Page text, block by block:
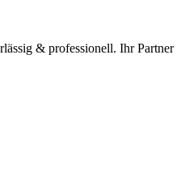
& professionell. Ihr Partner